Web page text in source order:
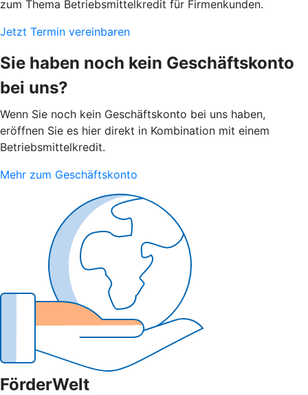
zum Thema Betriebsmittelkredit für Firmenkunden.
Jetzt Termin vereinbaren
Sie haben noch kein Geschäftskonto
bei uns?
Wenn Sie noch kein Geschäftskonto bei uns haben,
eröffnen Sie es hier direkt in Kombination mit einem
Betriebsmittelkredit.
Mehr zum Geschäftskonto
FörderWelt